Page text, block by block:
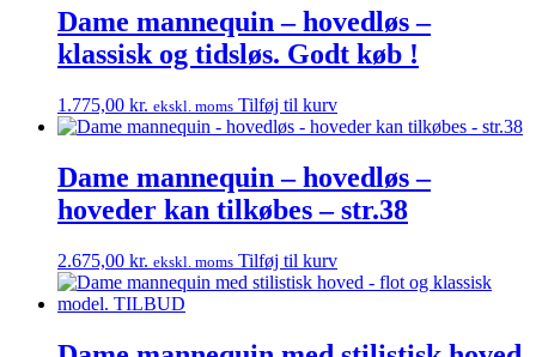
Dame mannequin – hovedløs –
klassisk og tidsløs. Godt køb !
1.775,00 kr. ekskl. moms Tilføj til kurv
Dame mannequin – hovedløs –
hoveder kan tilkøbes – str.38
2.675,00 kr. ekskl. moms Tilføj til kurv